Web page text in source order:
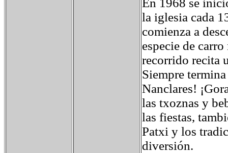
En 1968 se
la iglesia cada
comienza a
especie de
recorrido recita
Siempre
Nanclares!
las txoznas y
las fiestas,
Patxi y los
diversión.